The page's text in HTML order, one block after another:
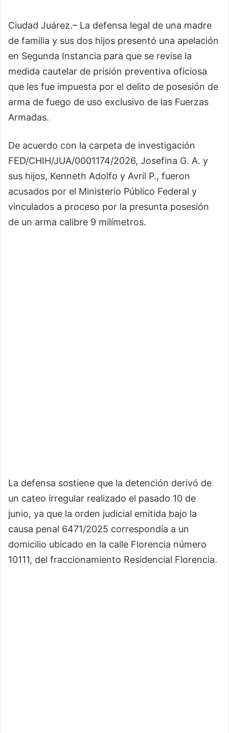
Ciudad Juárez.– La defensa legal de una madre
de familia y sus dos hijos presentó una apelación
en Segunda Instancia para que se revise la
medida cautelar de prisión preventiva oficiosa
que les fue impuesta por el delito de posesión de
arma de fuego de uso exclusivo de las Fuerzas
Armadas.
De acuerdo con la carpeta de investigación
FED/CHIH/JUA/0001174/2026, Josefina G. A. y
sus hijos, Kenneth Adolfo y Avril P., fueron
acusados por el Ministerio Público Federal y
vinculados a proceso por la presunta posesión
de un arma calibre 9 milímetros.
La defensa sostiene que la detención derivó de
un cateo irregular realizado el pasado 10 de
junio, ya que la orden judicial emitida bajo la
causa penal 6471/2025 correspondía a un
domicilio ubicado en la calle Florencia número
10111, del fraccionamiento Residencial Florencia.